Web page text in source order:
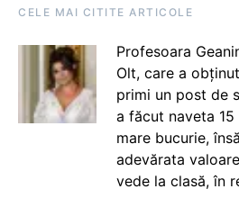
CELE MAI CITITE ARTICOLE
Profesoara
Olt, care a
primi un post de
a făcut naveta
mare bucurie,
adevărata
vede la clasă, în